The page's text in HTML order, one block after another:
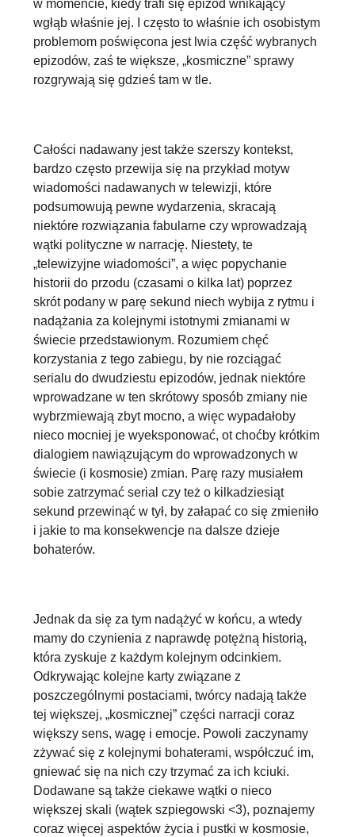
w momencie, kiedy trafi się epizod wnikający
wgłąb właśnie jej. I często to właśnie ich osobistym
problemom poświęcona jest lwia część wybranych
epizodów, zaś te większe, „kosmiczne” sprawy
rozgrywają się gdzieś tam w tle.
Całości nadawany jest takżeszerszy kontekst,
bardzo często przewija się na przykład motyw
wiadomości nadawanych w telewizji, które
podsumowują pewne wydarzenia, skracają
niektóre rozwiązania fabularne czy wprowadzają
wątki polityczne w narrację. Niestety, te
„telewizyjne wiadomości”, a więc popychanie
historii do przodu (czasami o kilka lat) poprzez
skrót podany w parę sekund niech wybija z rytmu i
nadążania za kolejnymi istotnymi zmianami w
świecie przedstawionym. Rozumiem chęć
korzystania z tego zabiegu, by nie rozciągać
serialu do dwudziestu epizodów, jednak niektóre
wprowadzane w ten skrótowy sposób zmiany nie
wybrzmiewają zbyt mocno, a więc wypadałoby
nieco mocniej je wyeksponować, ot choćby krótkim
dialogiem nawiązującym do wprowadzonych w
świecie (i kosmosie) zmian. Parę razy musiałem
sobie zatrzymać serial czy też o kilkadziesiąt
sekund przewinąć w tył, by załapać co się zmieniło
i jakie to ma konsekwencje na dalsze dzieje
bohaterów.
Jednak da się za tym nadążyć w końcu, a wtedy
mamy do czynienia z naprawdę potężną historią,
która zyskuje z każdym kolejnym odcinkiem.
Odkrywając kolejne karty związane z
poszczególnymi postaciami, twórcy nadają także
tej większej, „kosmicznej” części narracji coraz
większy sens, wagę i emocje. Powoli zaczynamy
zżywać się z kolejnymi bohaterami, współczuć im,
gniewać się na nich czy trzymać za ich kciuki.
Dodawane są także ciekawe wątki o nieco
większej skali (wątek szpiegowski <3), poznajemy
coraz więcej aspektów życia i pustki w kosmosie,